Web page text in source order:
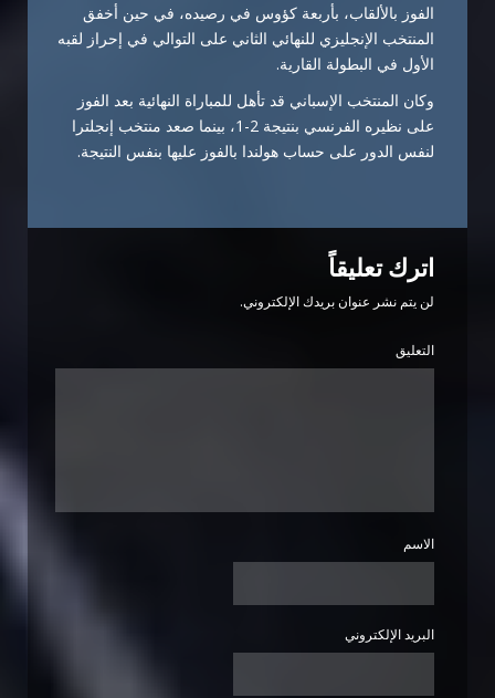
الفوز بالألقاب، بأربعة كؤوس في رصيده، في حين أخفق
المنتخب الإنجليزي للنهائي الثاني على التوالي في إحراز لقبه
الأول في البطولة القارية.
وكان المنتخب الإسباني قد تأهل للمباراة النهائية بعد الفوز
على نظيره الفرنسي بنتيجة 2-1، بينما صعد منتخب إنجلترا
لنفس الدور على حساب هولندا بالفوز عليها بنفس النتيجة.
اترك تعليقاً
لن يتم نشر عنوان بريدك الإلكتروني.
التعليق
الاسم
البريد الإلكتروني